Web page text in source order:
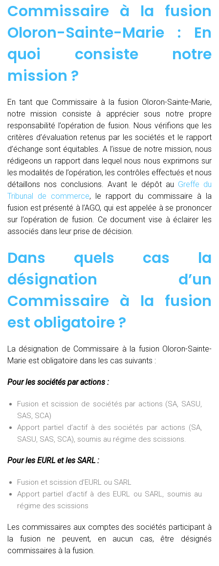
Commissaire à la fusion
Oloron-Sainte-Marie : En
quoi consiste notre
mission ?
En tant que Commissaire à la fusion Oloron-Sainte-Marie,
notre mission consiste à apprécier sous notre propre
responsabilité l’opération de fusion. Nous vérifions que les
critères d’évaluation retenus par les sociétés et le rapport
d’échange sont équitables. A l’issue de notre mission, nous
rédigeons un rapport dans lequel nous nous exprimons sur
les modalités de l’opération, les contrôles effectués et nous
détaillons nos conclusions. Avant le dépôt au Greffe du
Tribunal de commerce, le rapport du commissaire à la
fusion est présenté à l’AGO, qui est appelée à se prononcer
sur l’opération de fusion. Ce document vise à éclairer les
associés dans leur prise de décision.
Dans quels cas la
désignation d’un
Commissaire à la fusion
est obligatoire ?
La désignation de Commissaire à la fusion Oloron-Sainte-
Marie est obligatoire dans les cas suivants :
Pour les sociétés par actions :
Fusion et scission de sociétés par actions (SA, SASU,
SAS, SCA)
Apport partiel d’actif à des sociétés par actions (SA,
SASU, SAS, SCA), soumis au régime des scissions.
Pour les EURL et les SARL :
Fusion et scission d’EURL ou SARL
Apport partiel d’actif à des EURL ou SARL, soumis au
régime des scissions
Les commissaires aux comptes des sociétés participant à
la fusion ne peuvent, en aucun cas, être désignés
commissaires à la fusion.